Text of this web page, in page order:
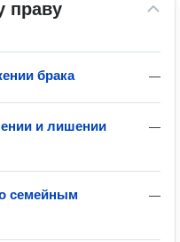
праву
—
брака
—
и лишении
—
семейным